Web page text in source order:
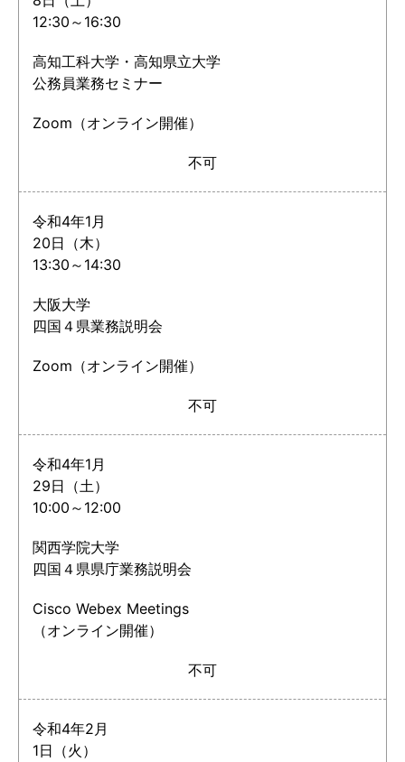
12:30～16:30
高知工科大学・高知県立大学
公務員業務セミナー
Zoom（オンライン開催）
不可
令和4年1月
20日（木）
13:30～14:30
大阪大学
四国４県業務説明会
Zoom（オンライン開催）
不可
令和4年1月
29日（土）
10:00～12:00
関西学院大学
四国４県県庁業務説明会
Cisco Webex Meetings
（オンライン開催）
不可
令和4年2月
1日（火）